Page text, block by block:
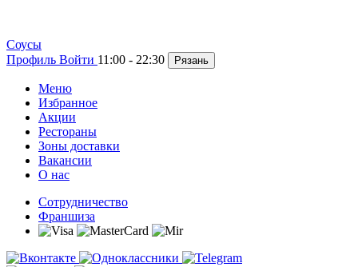
Cоусы
Профиль Войти 11:00 - 22:30 Рязань
Меню
Избранное
Акции
Рестораны
Зоны доставки
Вакансии
О нас
Сотрудничество
Франшиза